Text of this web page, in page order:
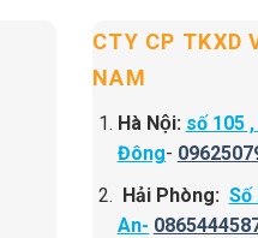
CTY CP TKXD
NAM
Hà Nội: số 105
Đông-
Hải Phòng: Số
An-